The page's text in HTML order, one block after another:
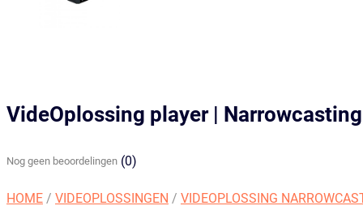
VideOplossing player |
Nog geen beoordelingen (0)
HOME / VIDEOPLOSSINGEN / VIDEOPLOSSING